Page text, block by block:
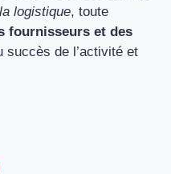
logistique, toute
fournisseurs et des
succès de l’activité et